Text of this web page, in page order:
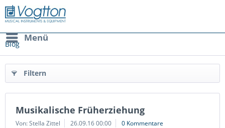
Menü
Blog
Filtern
Musikalische Früherziehung
Von: Stella Zittel 26.09.16 00:00 0 Kommentare